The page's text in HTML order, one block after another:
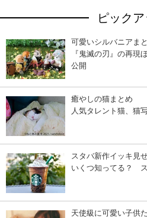
ピック
可愛いシルバニアま
『鬼滅の刃』の再現
公開
癒やしの猫まとめ
人気タレント猫、猫
スタバ新作イッキ見せ
いくつ知ってる？
天使級に可愛い子供